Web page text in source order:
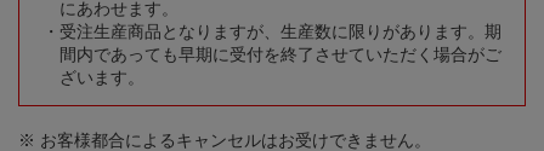
にあわせます。
受注生産商品となりますが、生産数に限りがあります。期
間内であっても早期に受付を終了させていただく場合がご
ざいます。
※ お客様都合によるキャンセルはお受けできません。